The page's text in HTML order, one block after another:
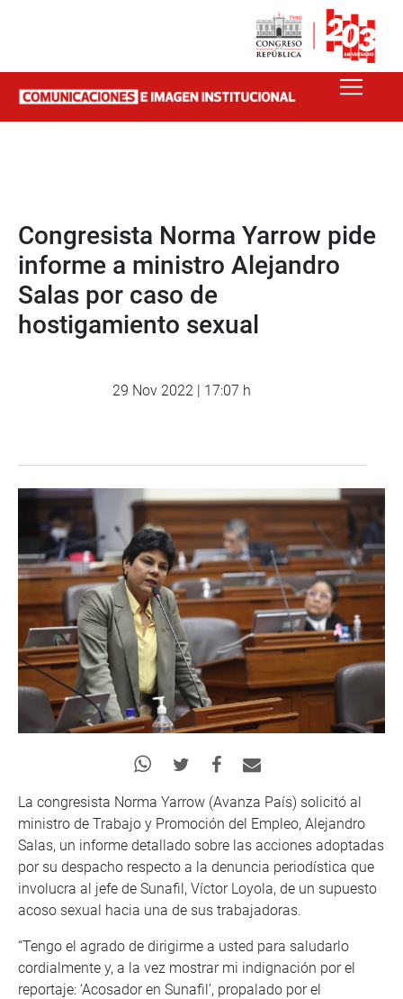
Congresista Norma Yarrow pide
informe a ministro Alejandro
Salas por caso de
hostigamiento sexual
29 Nov 2022 | 17:07 h
La congresista Norma Yarrow (Avanza País) solicitó al
ministro de Trabajo y Promoción del Empleo, Alejandro
Salas, un informe detallado sobre las acciones adoptadas
por su despacho respecto a la denuncia periodística que
involucra al jefe de Sunafil, Víctor Loyola, de un supuesto
acoso sexual hacia una de sus trabajadoras.
“Tengo el agrado de dirigirme a usted para saludarlo
cordialmente y, a la vez mostrar mi indignación por el
reportaje: ‘Acosador en Sunafil’, propalado por el